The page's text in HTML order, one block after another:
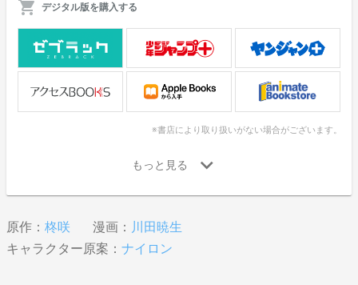
デジタル版を購入する
※書店により取り扱いがない場合がございます。
原作： 柊咲 漫画： 川田暁生
キャラクター原案： ナイロン